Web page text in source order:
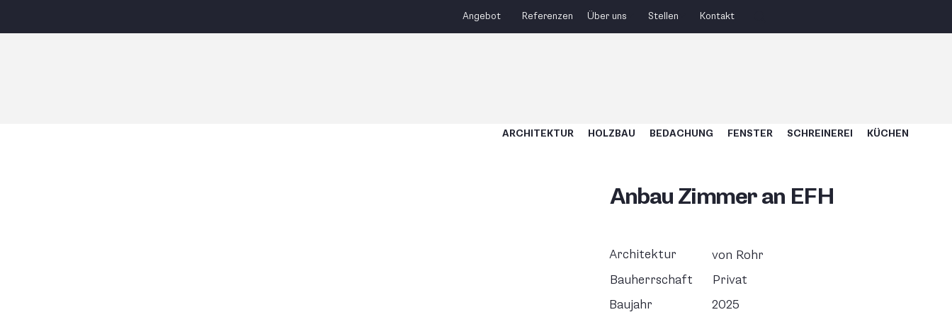
Angebot Referenzen Über uns Stellen Kontakt
ARCHITEKTUR HOLZBAU BEDACHUNG FENSTER SCHREINEREI KÜCHEN
Anbau Zimmer an EFH
Architektur
von Rohr
Bauherrschaft
Privat
Baujahr
2025